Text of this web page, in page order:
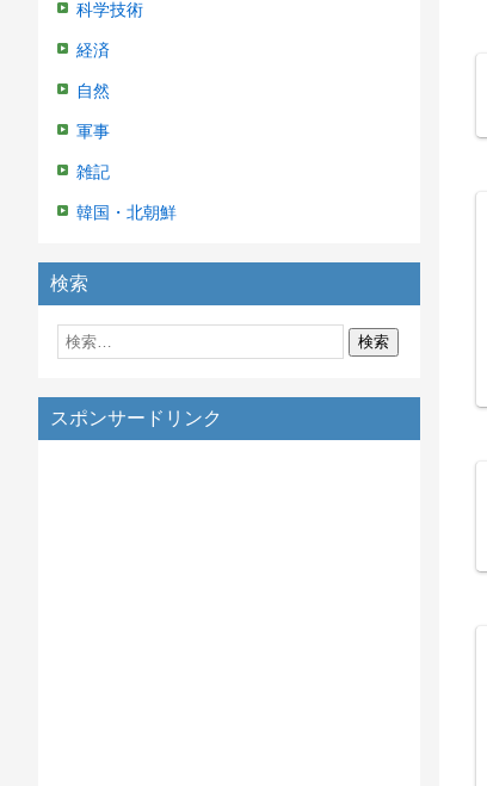
科学技術
経済
自然
軍事
雑記
韓国・北朝鮮
検索
スポンサードリンク